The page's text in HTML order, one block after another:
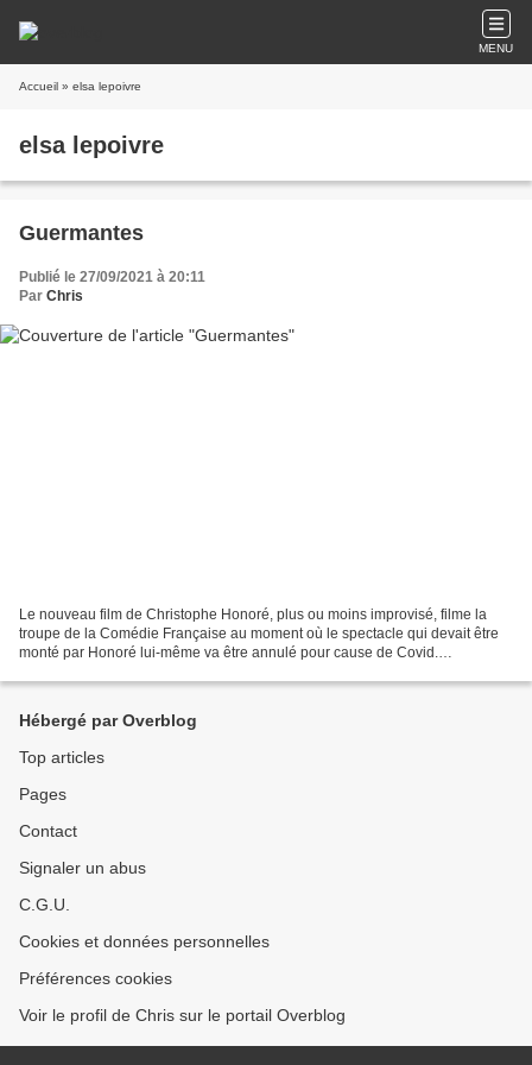
MENU
Accueil » elsa lepoivre
elsa lepoivre
Guermantes
Publié le 27/09/2021 à 20:11
Par Chris
Le nouveau film de Christophe Honoré, plus ou moins improvisé, filme la
troupe de la Comédie Française au moment où le spectacle qui devait être
monté par Honoré lui-même va être annulé pour cause de Covid.
Hébergé par Overblog
Top articles
Pages
Contact
Signaler un abus
C.G.U.
Cookies et données personnelles
Préférences cookies
Voir le profil de Chris sur le portail Overblog